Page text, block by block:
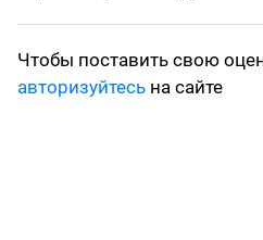
Чтобы поставить свою
авторизуйтесь на сайте